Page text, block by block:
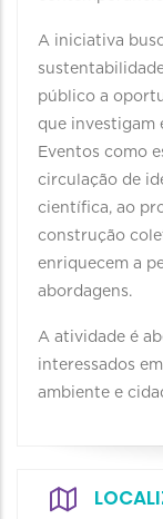
A iniciativa
público a
que investigam
Eventos como
circulação de
científica, ao
construção
enriquecem a
abordagens.
A atividade é
interessados
ambiente e